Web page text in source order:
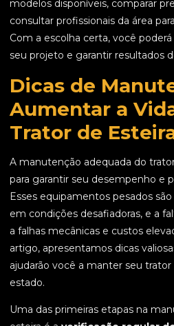
modelos disponíveis, comparar
consultar profissionais da área
Com a escolha certa, você
seu projeto e garantir resultados
Dicas de
Aumentar a
Trator de
A manutenção adequada do
para garantir seu desempenho e
Esses equipamentos pesados
em condições desafiadoras, e a
a falhas mecânicas e custos
artigo, apresentamos dicas
ajudarão você a manter seu
estado.
Uma das primeiras etapas na